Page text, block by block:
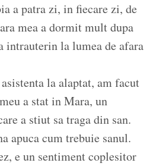
a patra zi, in fiecare zi, de
mea a dormit mult dupa
intrauterin la lumea de afara
la alaptat, am facut
a stat in Mara, un
a stiut sa traga din san.
apuca cum trebuie sanul.
e un sentiment coplesitor